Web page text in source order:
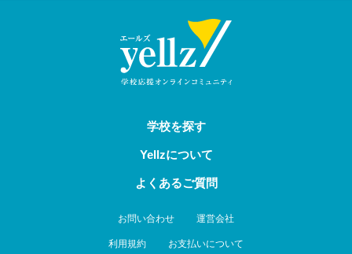
学校を探す
Yellzについて
よくあるご質問
お問い合わせ 運営会社
利用規約 お支払いについて